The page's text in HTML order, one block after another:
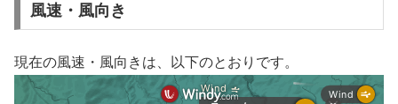
風速・風向き
現在の風速・風向きは、以下のとおりです。